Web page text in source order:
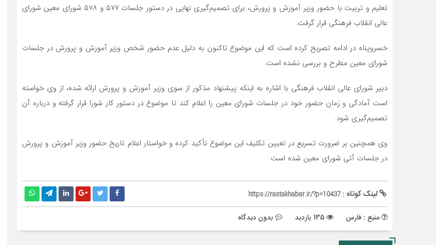
تعلیم و تربیت با حضور وزیر آموزش و پرورش، برای تصمیم‌گیری نهایی در دستور جلسات ۵۷۷ و ۵۷۸ شورای معین شورای
عالی انقلاب فرهنگی قرار گرفت.
خسروپناه در ادامه تصریح کرده است که این موضوع تاکنون به دلیل عدم حضور شخص وزیر آموزش و پرورش در جلسات
شورای معین مطرح و بررسی نشده است.
دبیر شورای عالی انقلاب فرهنگی با اشاره به اینکه پیشنهاد مذکور از سوی وزیر آموزش و پرورش ارائه شده، از وی خواسته
است آمادگی و زمان حضور خود در جلسات شورای معین را اعلام کند تا موضوع در دستور کار شورا قرار گرفته و درباره آن
تصمیم‌گیری شود.
وی همچنین بر ضرورت تسریع در تعیین تکلیف این موضوع تأکید کرده و خواستار اعلام تاریخ حضور وزیر آموزش و پرورش
در جلسات آتی شورای معین شده است.
لینک کوتاه :https://rastakhabar.ir/?p=10437
منبع : فارس بدون دیدگاه